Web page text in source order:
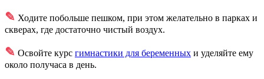
✎ Ходите побольше пешком, при этом желательно в парках и
скверах, где достаточно чистый воздух.
✎ Освойте курс гимнастики для беременных и уделяйте ему
около получаса в день.